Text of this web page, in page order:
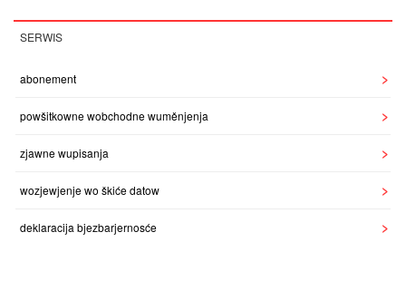
SERWIS
abonement
powšitkowne wobchodne wuměnjenja
zjawne wupisanja
wozjewjenje wo škiće datow
deklaracija bjezbarjernosće